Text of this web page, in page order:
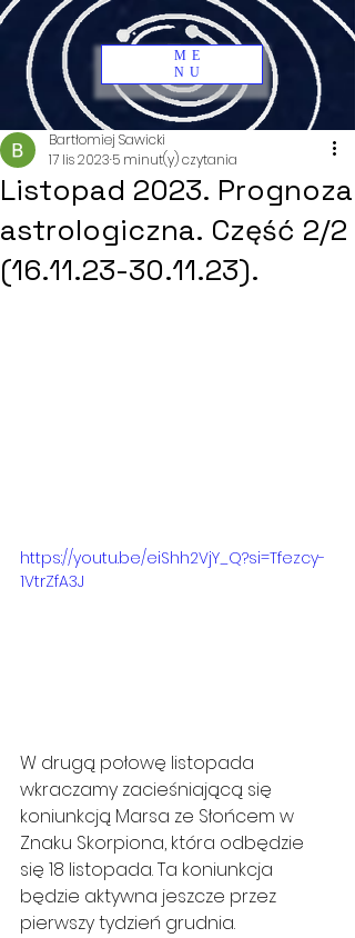
ME
NU
Listopad 2023. Prognoza
astrologiczna. Część 2/2
(16.11.23-30.11.23).
Bartłomiej Sawicki
17 lis 2023 5 minut(y) czytania
https://youtu.be/eiShh2VjY_Q?si=Tfezcy-
1VtrZfA3J
W drugą połowę listopada
wkraczamy zacieśniającą się
koniunkcją Marsa ze Słońcem w
Znaku Skorpiona, która odbędzie
się 18 listopada. Ta koniunkcja
będzie aktywna jeszcze przez
pierwszy tydzień grudnia.